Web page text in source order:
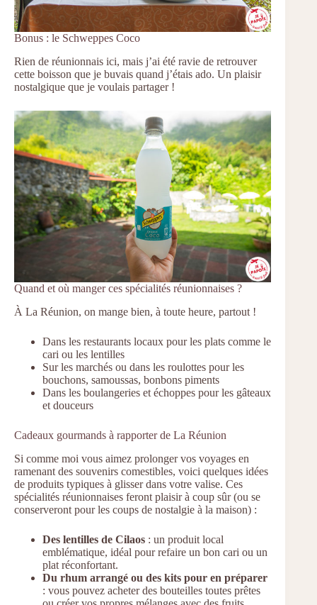
Bonus : le Schweppes Coco
Rien de réunionnais ici, mais j’ai été ravie de retrouver
cette boisson que je buvais quand j’étais ado. Un plaisir
nostalgique que je voulais partager !
Quand et où manger ces spécialités réunionnaises ?
À La Réunion, on mange bien, à toute heure, partout !
Dans les restaurants locaux pour les plats comme le
cari ou les lentilles
Sur les marchés ou dans les roulottes pour les
bouchons, samoussas, bonbons piments
Dans les boulangeries et échoppes pour les gâteaux
et douceurs
Cadeaux gourmands à rapporter de La Réunion
Si comme moi vous aimez prolonger vos voyages en
ramenant des souvenirs comestibles, voici quelques idées
de produits typiques à glisser dans votre valise. Ces
spécialités réunionnaises feront plaisir à coup sûr (ou se
conserveront pour les coups de nostalgie à la maison) :
Des lentilles de Cilaos : un produit local
emblématique, idéal pour refaire un bon cari ou un
plat réconfortant.
Du rhum arrangé ou des kits pour en préparer
: vous pouvez acheter des bouteilles toutes prêtes